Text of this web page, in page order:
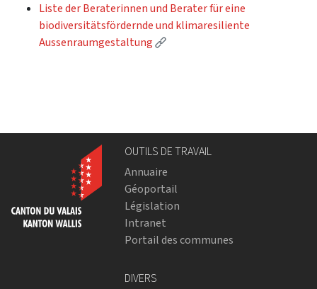
Liste der Beraterinnen und Berater für eine
biodiversitätsfördernde und klimaresiliente
Aussenraumgestaltung
(External link)
OUTILS DE TRAVAIL
Annuaire
Géoportail
Législation
Intranet
Portail des communes
DIVERS